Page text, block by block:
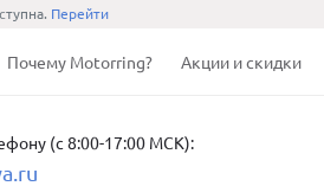
Перейти
Почему Motorring? Акции и скидки
(с 8:00-17:00 МСК):